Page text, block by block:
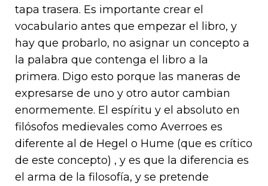
tapa trasera. Es importante crear el
vocabulario antes que empezar el libro, y
hay que probarlo, no asignar un concepto a
la palabra que contenga el libro a la
primera. Digo esto porque las maneras de
expresarse de uno y otro autor cambian
enormemente. El espíritu y el absoluto en
filósofos medievales como Averroes es
diferente al de Hegel o Hume (que es crítico
de este concepto) , y es que la diferencia es
el arma de la filosofía, y se pretende